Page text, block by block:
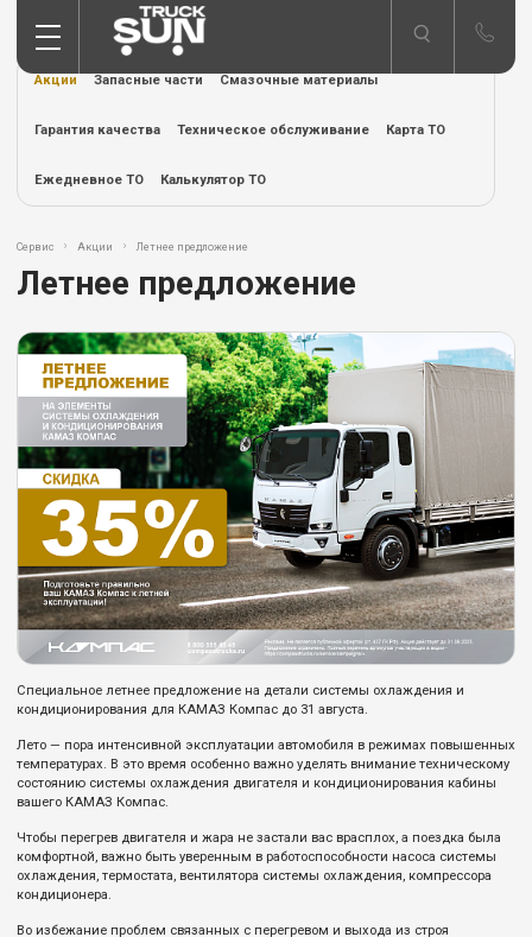
Акции Запасные части Смазочные материалы
Гарантия качества Техническое обслуживание Карта ТО
Ежедневное ТО Калькулятор ТО
Сервис Акции Летнее предложение
Летнее предложение
Специальное летнее предложение на детали системы охлаждения и
кондиционирования для КАМАЗ Компас до 31 августа.
Лето — пора интенсивной эксплуатации автомобиля в режимах повышенных
температурах. В это время особенно важно уделять внимание техническому
состоянию системы охлаждения двигателя и кондиционирования кабины
вашего КАМАЗ Компас.
Чтобы перегрев двигателя и жара не застали вас врасплох, а поездка была
комфортной, важно быть уверенным в работоспособности насоса системы
охлаждения, термостата, вентилятора системы охлаждения, компрессора
кондиционера.
Во избежание проблем связанных с перегревом и выхода из строя